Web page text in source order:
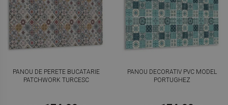
PANOU DE PERETE BUCATARIE
PATCHWORK TURCESC
PANOU DECORATIV PVC MODEL
PORTUGHEZ